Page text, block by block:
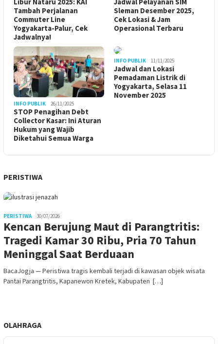
Tambah Perjalanan
Commuter Line
Yogyakarta-Palur, Cek
Jadwalnya!
Sleman Desember 2025,
Cek Lokasi & Jam
Operasional Terbaru
INFO PUBLIK 26/11/2025
STOP Penagihan Debt
Collector Kasar: Ini Aturan
Hukum yang Wajib
Diketahui Semua Warga
INFO PUBLIK 11/11/2025
Jadwal dan Lokasi
Pemadaman Listrik di
Yogyakarta, Selasa 11
November 2025
PERISTIWA
PERISTIWA 30/07/2026
Kencan Berujung Maut di Parangtritis:
Tragedi Kamar 30 Ribu, Pria 70 Tahun
Meninggal Saat Berduaan
BacaJogja — Peristiwa tragis kembali terjadi di kawasan objek wisata
Pantai Parangtritis, Kapanewon Kretek, Kabupaten […]
OLAHRAGA